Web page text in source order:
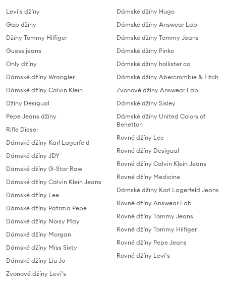
Levi's džíny
Gap džíny
Džíny Tommy Hilfiger
Guess jeans
Only džíny
Dámské džíny Wrangler
Dámské džíny Calvin Klein
Džíny Desigual
Pepe Jeans džíny
Rifle Diesel
Dámské džíny Karl Lagerfeld
Dámské džíny JDY
Dámské džíny G-Star Raw
Dámské džíny Calvin Klein Jeans
Dámské džíny Lee
Dámské džíny Patrizia Pepe
Dámské džíny Noisy May
Dámské džíny Morgan
Dámské džíny Miss Sixty
Dámské džíny Liu Jo
Zvonové džíny Levi's
Dámské džíny Hugo
Dámské džíny Answear Lab
Dámské džíny Tommy Jeans
Dámské džíny Pinko
Dámské džíny hollister co
Dámské džíny Abercrombie & Fitch
Zvonové džíny Answear Lab
Dámské džíny Sisley
Dámské džíny United Colors of
Benetton
Rovné džíny Lee
Rovné džíny Desigual
Rovné džíny Calvin Klein Jeans
Rovné džíny Medicine
Dámské džíny Karl Lagerfeld Jeans
Rovné džíny Answear Lab
Rovné džíny Tommy Jeans
Rovné džíny Tommy Hilfiger
Rovné džíny Pepe Jeans
Rovné džíny Levi's